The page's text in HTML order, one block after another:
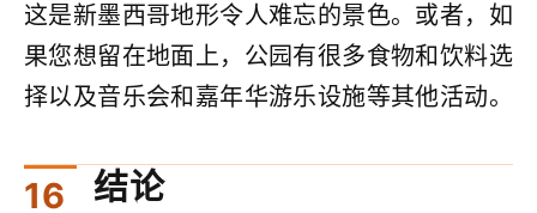
这是新墨西哥地形令人难忘的景色。或者，如
果您想留在地面上，公园有很多食物和饮料选
择以及音乐会和嘉年华游乐设施等其他活动。
结论